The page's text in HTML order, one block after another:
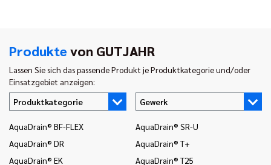
Produktevon GUTJAHR
Lassen Sie sich das passende Produkt je Produktkategorie und/oder
Einsatzgebiet anzeigen:
Produktkategorie
Gewerk
AquaDrain® BF-FLEX
AquaDrain® DR
AquaDrain® EK
AquaDrain® SR-U
AquaDrain® T+
AquaDrain® T25